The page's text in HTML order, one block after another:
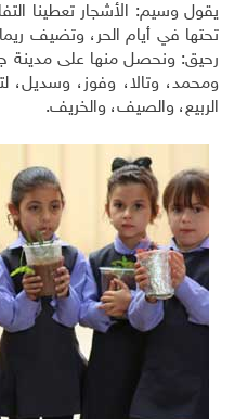
يقول وسيم: الأشجار تعطينا
تحتها في أيام الحر، وتضيف
رحيق: ونحصل منها على مدينة
ومحمد، وتالا، وفوز، وسديل،
الربيع، والصيف، والخريف.